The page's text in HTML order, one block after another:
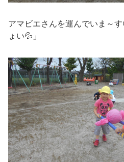
アマビエさんを運んでいま～
ょい💦」